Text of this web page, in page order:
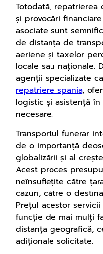
Totodată,
și provocări
asociate sunt
de distanța de
aeriene și taxelor
locale sau naționale.
agenții specializate
repatriere spania,
logistic și asistență
necesare.
Transportul funerar
de o importanță
globalizării și al
Acest proces
neînsuflețite către
cazuri, către o
Prețul acestor
funcție de mai mulți
distanța geografică,
adiționale solicitate.